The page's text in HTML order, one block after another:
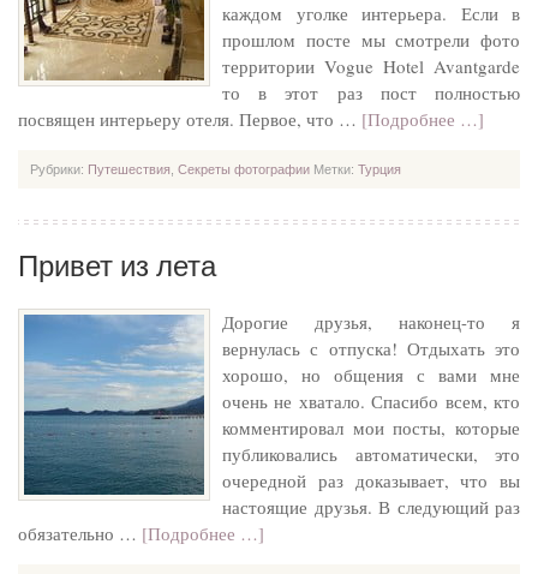
каждом уголке интерьера. Если в
прошлом посте мы смотрели фото
территории Vogue Hotel Avantgarde
то в этот раз пост полностью
посвящен интерьеру отеля. Первое, что … [Подробнее …]
Рубрики: Путешествия Секреты фотографии Метки: Турция
Привет из лета
Дорогие друзья, наконец-то я
вернулась с отпуска! Отдыхать это
хорошо, но общения с вами мне
очень не хватало. Спасибо всем, кто
комментировал мои посты, которые
публиковались автоматически, это
очередной раз доказывает, что вы
настоящие друзья. В следующий раз
обязательно … [Подробнее …]